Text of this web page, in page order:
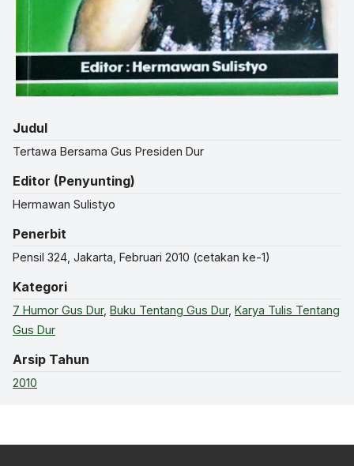
Judul
Tertawa Bersama Gus Presiden Dur
Editor (Penyunting)
Hermawan Sulistyo
Penerbit
Pensil 324, Jakarta, Februari 2010 (cetakan ke-1)
Kategori
7 Humor Gus Dur, Buku Tentang Gus Dur, Karya Tulis Tentang
Gus Dur
Arsip Tahun
2010